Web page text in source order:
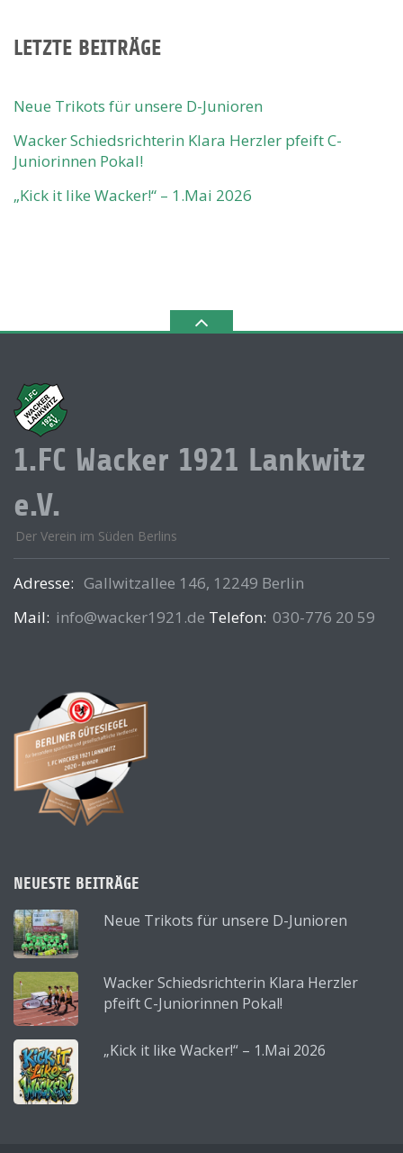
LETZTE BEITRÄGE
Neue Trikots für unsere D-Junioren
Wacker Schiedsrichterin Klara Herzler pfeift C-
Juniorinnen Pokal!
„Kick it like Wacker!“ – 1.Mai 2026
1.FC Wacker 1921 Lankwitz
e.V.
Der Verein im Süden Berlins
Adresse: Gallwitzallee 146, 12249 Berlin
Mail: info@wacker1921.de Telefon: 030-776 20 59
NEUESTE BEITRÄGE
Neue Trikots für unsere D-Junioren
Wacker Schiedsrichterin Klara Herzler
pfeift C-Juniorinnen Pokal!
„Kick it like Wacker!“ – 1.Mai 2026